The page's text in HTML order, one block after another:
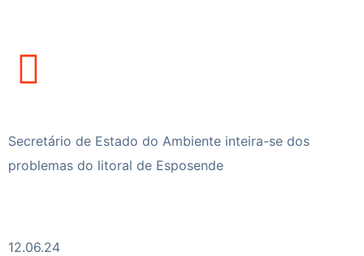
Secretário de Estado do Ambiente inteira-se dos
problemas do litoral de Esposende
12.06.24